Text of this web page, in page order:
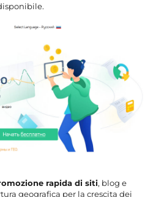
rapida di siti, blog e
geografica per la crescita dei